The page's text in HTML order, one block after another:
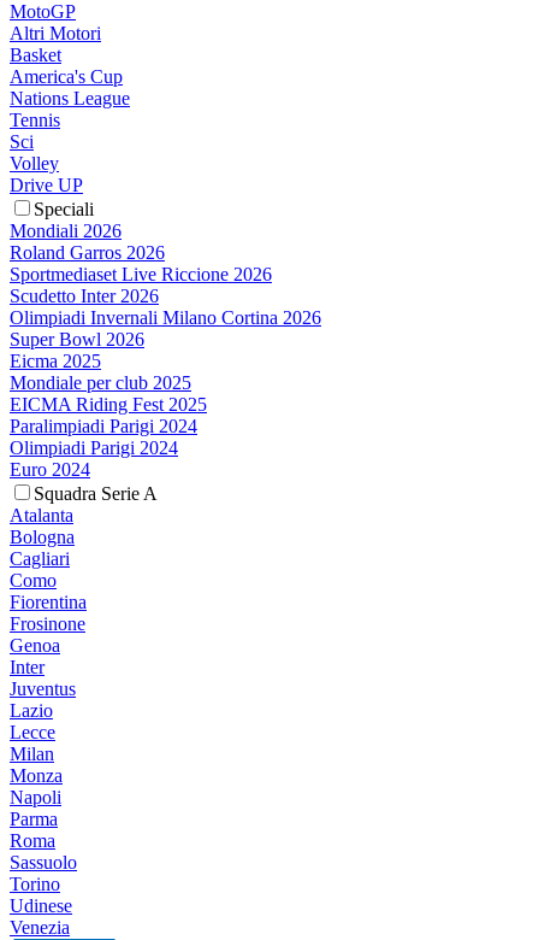
MotoGP
Altri Motori
Basket
America's Cup
Nations League
Tennis
Sci
Volley
Drive UP
Speciali
Mondiali 2026
Roland Garros 2026
Sportmediaset Live Riccione 2026
Scudetto Inter 2026
Olimpiadi Invernali Milano Cortina 2026
Super Bowl 2026
Eicma 2025
Mondiale per club 2025
EICMA Riding Fest 2025
Paralimpiadi Parigi 2024
Olimpiadi Parigi 2024
Euro 2024
Squadra Serie A
Atalanta
Bologna
Cagliari
Como
Fiorentina
Frosinone
Genoa
Inter
Juventus
Lazio
Lecce
Milan
Monza
Napoli
Parma
Roma
Sassuolo
Torino
Udinese
Venezia